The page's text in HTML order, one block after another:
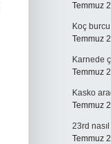
Temmuz
Koç
Temmuz
Karnede
Temmuz
Kasko
Temmuz
23rd
Temmuz